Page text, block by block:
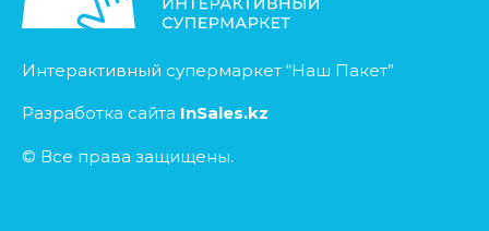
Интерактивный супермаркет “Наш Пакет”
Разработка сайта InSales.kz
© Все права защищены.